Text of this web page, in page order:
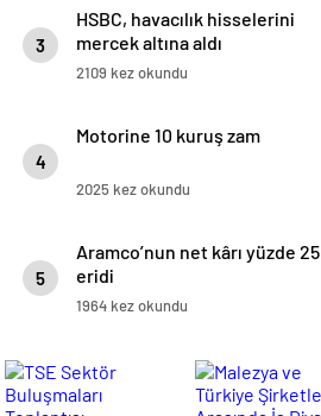
3
HSBC, havacılık hisselerini
mercek altına aldı
2109 kez okundu
4
Motorine 10 kuruş zam
2025 kez okundu
5
Aramco’nun net kârı yüzde 25
eridi
1964 kez okundu